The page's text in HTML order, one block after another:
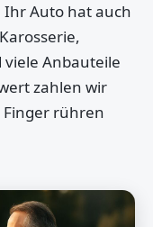
Ihr Auto hat auch
Anbauteile
zahlen wir
Finger rühren